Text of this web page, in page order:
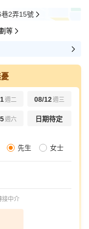
2弄15號
等
週二 08/12週三
週六 日期待定
先生 女士
接中介